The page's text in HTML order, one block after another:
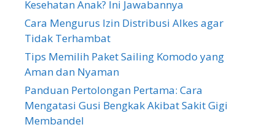
Kesehatan Anak? Ini Jawabannya
Cara Mengurus Izin Distribusi Alkes agar
Tidak Terhambat
Tips Memilih Paket Sailing Komodo yang
Aman dan Nyaman
Panduan Pertolongan Pertama: Cara
Mengatasi Gusi Bengkak Akibat Sakit Gigi
Membandel